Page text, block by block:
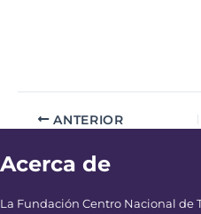
ANTERIOR
Acerca de
La Fundación Centro Nacional de